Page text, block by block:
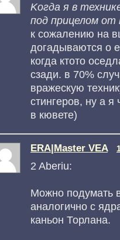
Kогда я в
под прицелом
к сожалению на
догадываются о
когда ктото
сзади. в 70%
вражескую
стингеров, ну а
в кювете)
ERA|Master VEA
2 Aberiu:
Можно подумать
аналогично с
каньон Торлана.